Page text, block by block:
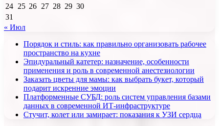
24 25 26 27 28 29 30
31
« Июл
Порядок и стиль: как правильно организовать рабочее
пространство на кухне
Эпидуральный катетер: назначение, особенности
применения и роль в современной анестезиологии
Заказать цветы для мамы: как выбрать букет, который
подарит искренние эмоции
Платформенные СУБД: роль систем управления базами
данных в современной ИТ-инфраструктуре
Стучит, колет или замирает: показания к УЗИ сердца